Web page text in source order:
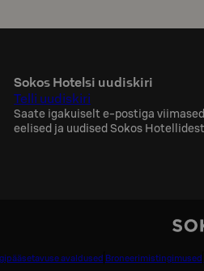
Sokos Hotelsi uudiskiri
Telli uudiskiri
Saate igakuiselt e-postiga viimased
eelised ja uudised Sokos
avaldused Broneerimistingimused